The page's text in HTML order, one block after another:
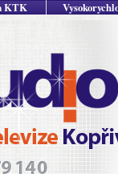
KTK